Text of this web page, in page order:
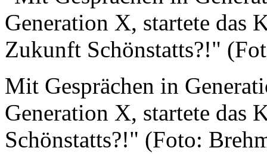
Mit Gesprächen in
Generation X, startete das
Schönstatts?!" (Foto: